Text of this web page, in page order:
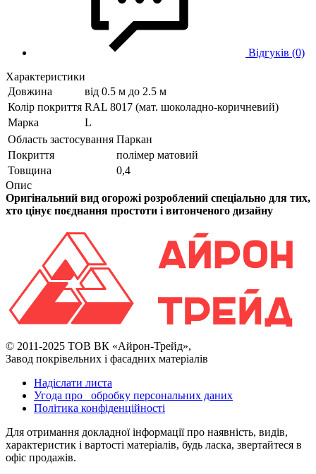
Відгуків (0)
Характеристики
Довжина
від 0.5 м до 2.5 м
Колір покриття RAL 8017 (мат. шоколадно-коричневий)
Марка
L
Область застосування Паркан
Покриття
полімер матовий
Товщина
0,4
Опис
Оригінальний вид огорожі розроблений спеціально для тих,
хто цінує поєднання простоти і витонченого дизайну
© 2011-2025 ТОВ ВК «Айрон-Трейд»,
Завод покрівельних і фасадних матеріалів
Надіслати листа
Угода про обробку персональних даних
Політика конфіденційності
Для отримання докладної інформації про наявність, видів,
характеристик і вартості матеріалів, будь ласка, звертайтеся в
офіс продажів.